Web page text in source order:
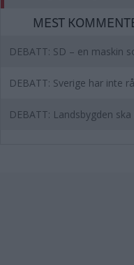
MEST
DEBATT: SD – en maskin
DEBATT: Sverige har inte
DEBATT: Landsbygden